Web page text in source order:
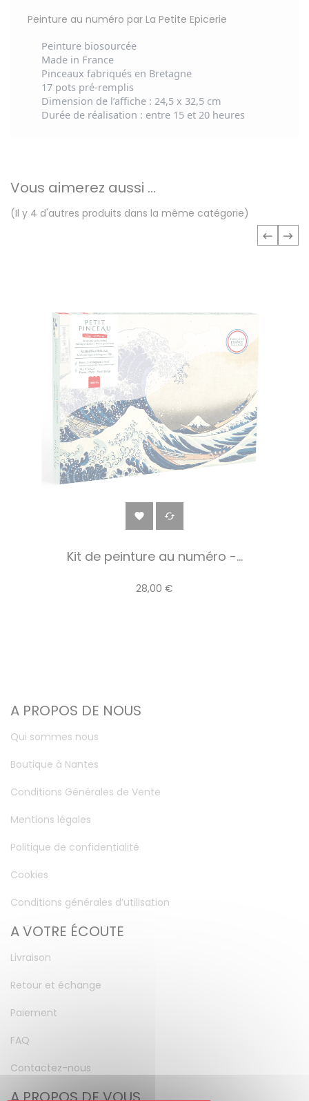
Peinture au numéro par La Petite Epicerie
Peinture biosourcée
Made in France
Pinceaux fabriqués en Bretagne
17 pots pré-remplis
Dimension de l’affiche : 24,5 x 32,5 cm
Durée de réalisation : entre 15 et 20 heures
Vous aimerez aussi ...
(Il y 4 d'autres produits dans la même catégorie)
 
Kit de peinture au numéro -...
28,00 €
A PROPOS DE NOUS
Qui sommes nous
Boutique à Nantes
Conditions Générales de Vente
Mentions légales
Politique de confidentialité
Cookies
Conditions générales d’utilisation
A VOTRE ÉCOUTE
Livraison
Retour et échange
Paiement
FAQ
Contactez-nous
A PROPOS DE VOUS